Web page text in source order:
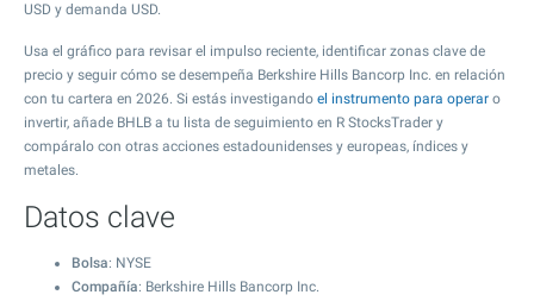
USD y demanda USD.
Usa el gráfico para revisar el impulso reciente, identificar zonas clave de
precio y seguir cómo se desempeña Berkshire Hills Bancorp Inc. en relación
con tu cartera en 2026. Si estás investigando el instrumento para operar o
invertir, añade BHLB a tu lista de seguimiento en R StocksTrader y
compáralo con otras acciones estadounidenses y europeas, índices y
metales.
Datos clave
Bolsa: NYSE
Compañía: Berkshire Hills Bancorp Inc.